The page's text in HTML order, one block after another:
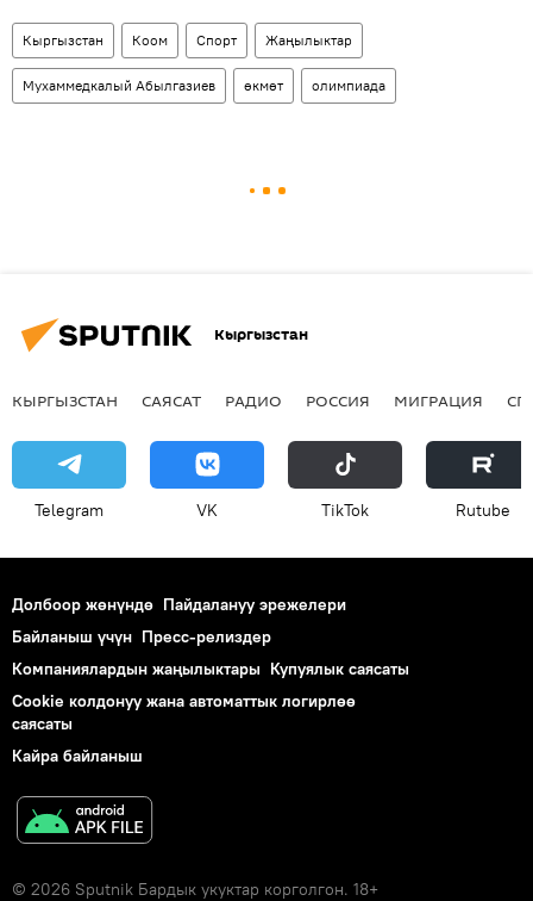
Кыргызстан Коом Спорт Жаңылыктар
Мухаммедкалый Абылгазиев өкмөт олимпиада
Кыргызстан
КЫРГЫЗСТАН САЯСАТ РАДИО РОССИЯ МИГРАЦИЯ
Telegram VK ТikТоk Rutube
Долбоор жөнүндө Пайдалануу эрежелери
Байланыш үчүн Пресс-релиздер
Компаниялардын жаңылыктары Купуялык саясаты
Cookie колдонуу жана автоматтык логирлөө
саясаты
Кайра байланыш
© 2026 Sputnik Бардык укуктар корголгон. 18+